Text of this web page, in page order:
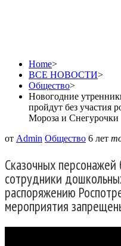
Home>
ВСЕ НОВОСТИ>
Общество>
Новогодние
пройдут без участия
Мороза и Снегурочки
от Admin Общество 6 лет
Сказочных персонажей
сотрудники
распоряжению
мероприятия